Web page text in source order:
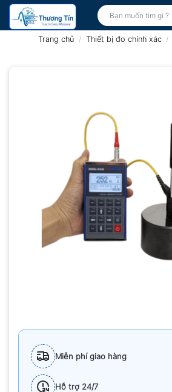
Bỏ
qua
Tìm
kiếm:
Trang chủ / Thiết bị đo chính xác /
Miễn phí giao hàng
Hỗ trợ 24/7